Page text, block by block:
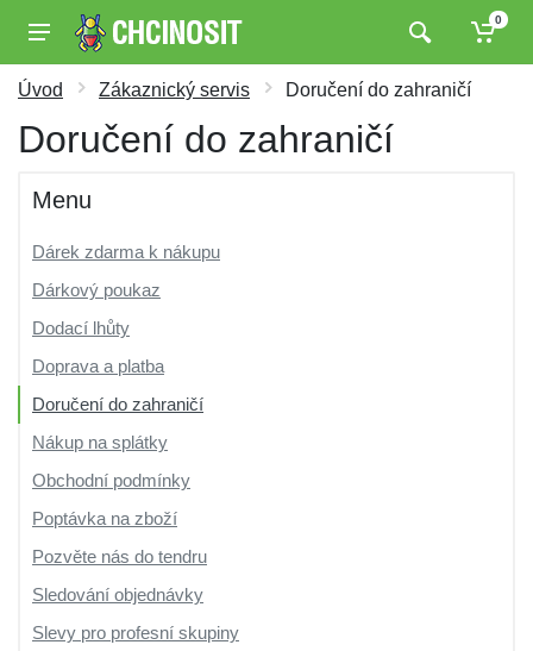
0
Úvod Zákaznický servis Doručení do zahraničí
Doručení do zahraničí
Menu
Dárek zdarma k nákupu
Dárkový poukaz
Dodací lhůty
Doprava a platba
Doručení do zahraničí
Nákup na splátky
Obchodní podmínky
Poptávka na zboží
Pozvěte nás do tendru
Sledování objednávky
Slevy pro profesní skupiny